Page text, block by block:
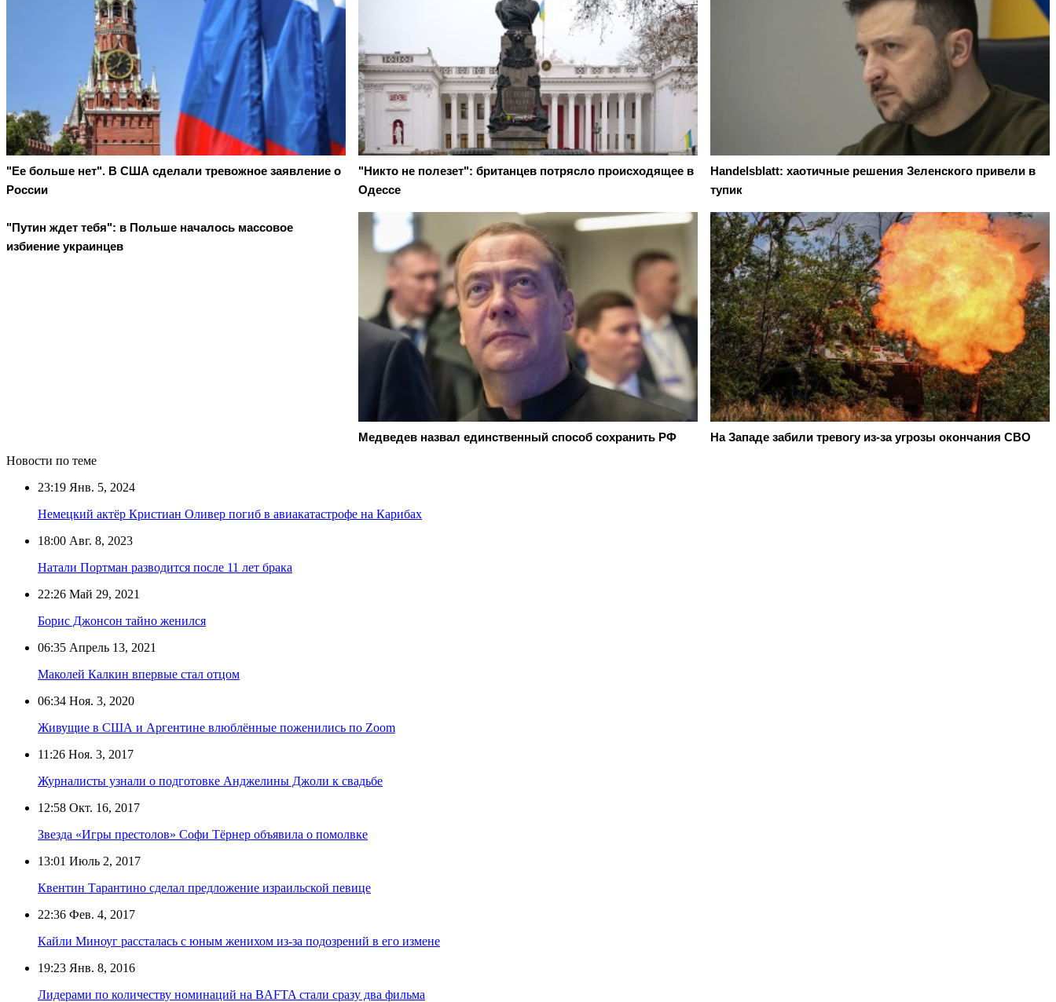
"Ее больше нет". В США сделали тревожное заявление о
России
"Никто не полезет": британцев потрясло происходящее в
Одессе
Handelsblatt: хаотичные решения Зеленского привели в
тупик
"Путин ждет тебя": в Польше началось массовое
избиение украинцев
Медведев назвал единственный способ сохранить РФ
На Западе забили тревогу из-за угрозы окончания СВО
Новости по теме
23:19 Янв. 5, 2024
Немецкий актёр Кристиан Оливер погиб в авиакатастрофе на Карибах
18:00 Авг. 8, 2023
Натали Портман разводится после 11 лет брака
22:26 Май 29, 2021
Борис Джонсон тайно женился
06:35 Апрель 13, 2021
Маколей Калкин впервые стал отцом
06:34 Ноя. 3, 2020
Живущие в США и Аргентине влюблённые поженились по Zoom
11:26 Ноя. 3, 2017
Журналисты узнали о подготовке Анджелины Джоли к свадьбе
12:58 Окт. 16, 2017
Звезда «Игры престолов» Софи Тёрнер объявила о помолвке
13:01 Июль 2, 2017
Квентин Тарантино сделал предложение израильской певице
22:36 Фев. 4, 2017
Кайли Миноуг рассталась с юным женихом из-за подозрений в его измене
19:23 Янв. 8, 2016
Лидерами по количеству номинаций на BAFTA стали сразу два фильма